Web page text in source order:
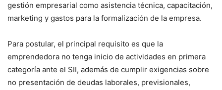
gestión empresarial como asistencia técnica, capacitación,
marketing y gastos para la formalización de la empresa.
Para postular, el principal requisito es que la
emprendedora no tenga inicio de actividades en primera
categoría ante el SII, además de cumplir exigencias sobre
no presentación de deudas laborales, previsionales,